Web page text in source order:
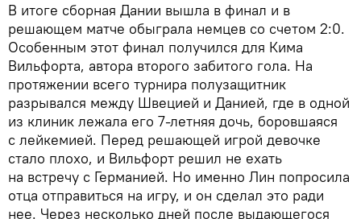
В итоге сборная Дании вышла в финал и в
решающем матче обыграла немцев со счетом 2:0.
Особенным этот финал получился для Кима
Вильфорта, автора второго забитого гола. На
протяжении всего турнира полузащитник
разрывался между Швецией и Данией, где в одной
из клиник лежала его 7-летняя дочь, боровшаяся
с лейкемией. Перед решающей игрой девочке
стало плохо, и Вильфорт решил не ехать
на встречу с Германией. Но именно Лин попросила
отца отправиться на игру, и он сделал это ради
нее. Через несколько дней после выдающегося